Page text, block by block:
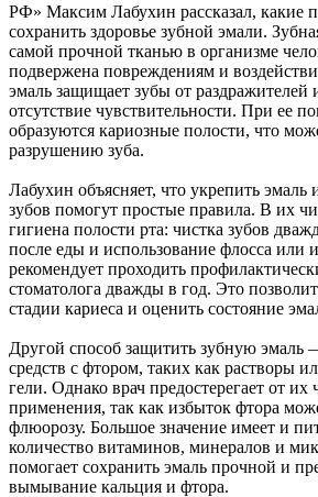
РФ» Максим Лабухин рассказал, какие
сохранить здоровье зубной эмали.
самой прочной тканью в организме
подвержена повреждениям и
эмаль защищает зубы от раздражителей
отсутствие чувствительности. При ее
образуются кариозные полости, что
разрушению зуба.
Лабухин объясняет, что укрепить эмаль
зубов помогут простые правила. В их
гигиена полости рта: чистка зубов
после еды и использование флосса или
рекомендует проходить
стоматолога дважды в год. Это
стадии кариеса и оценить состояние
Другой способ защитить зубную эмаль
средств с фтором, таких как растворы
гели. Однако врач предостерегает от их
применения, так как избыток фтора
флюорозу. Большое значение имеет и
количество витаминов, минералов и
помогает сохранить эмаль прочной и
вымывание кальция и фтора.